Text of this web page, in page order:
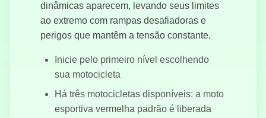
dinâmicas aparecem, levando seus limites
ao extremo com rampas desafiadoras e
perigos que mantêm a tensão constante.
Inicie pelo primeiro nível escolhendo
sua motocicleta
Há três motocicletas disponíveis: a moto
esportiva vermelha padrão é liberada